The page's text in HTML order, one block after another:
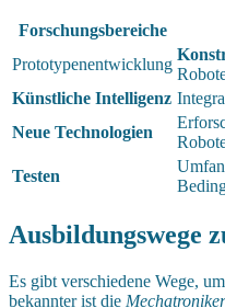
Forschungsbereiche
Prototypenentwicklung
Künstliche Intelligenz
Neue Technologien
Testen
Ausbildungswege
Es gibt verschiedene Wege,
bekannter ist die